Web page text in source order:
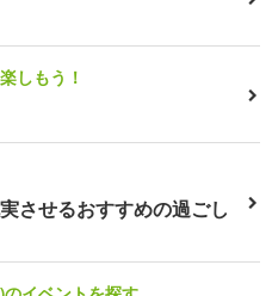
しもう！
させるおすすめの過ごし